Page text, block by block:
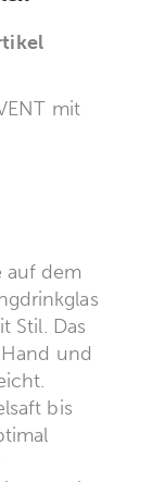
mit
auf dem
Stil. Das
und
bis